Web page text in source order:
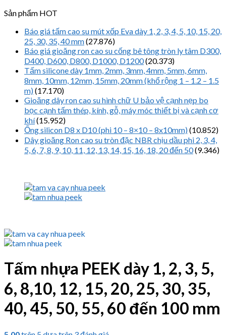
Sản phẩm HOT
Báo giá tấm cao su mút xốp Eva dày 1, 2, 3, 4, 5, 10, 15, 20,
25, 30, 35, 40 mm(27.876)
Báo giá gioăng ron cao su cống bê tông tròn ly tâm D300,
D400, D600, D800, D1000, D1200(20.373)
Tấm silicone dày 1mm, 2mm, 3mm, 4mm, 5mm, 6mm,
8mm, 10mm, 12mm, 15mm, 20mm (khổ rộng 1 – 1.2 – 1.5
m)(17.170)
Gioăng dây ron cao su hình chữ U bảo vệ cạnh nẹp bo
bọc cạnh tấm thép, kính, gỗ, máy móc thiết bị và cạnh cơ
khí(15.952)
Ống silicon D8 x D10 (phi 10 – 8×10 – 8x10mm)(10.852)
Dây gioăng Ron cao su tròn đặc NBR chịu dầu phi 2, 3, 4,
5, 6, 7, 8, 9, 10, 11, 12, 13, 14, 15, 16, 18, 20 đến 50(9.346)
Tấm nhựa PEEK dày 1, 2, 3, 5,
6, 8,10, 12, 15, 20, 25, 30, 35,
40, 45, 50, 55, 60 đến 100 mm